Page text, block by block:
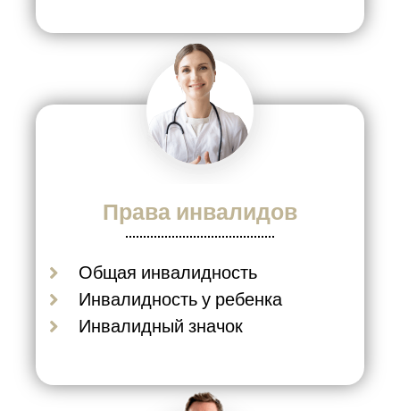
Права инвалидов
Общая инвалидность
Инвалидность у ребенка
Инвалидный значок